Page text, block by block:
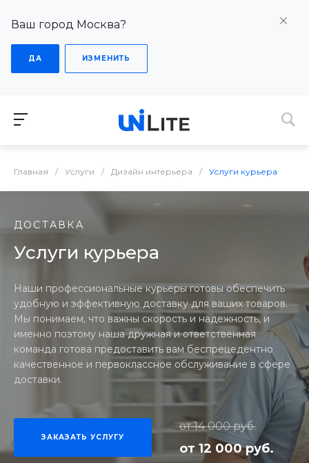
Ваш город Москва?
ДА ИЗМЕНИТЬ
Главная / Услуги / Дизайн интерьера / Услуги курьера
ДОСТАВКА
Услуги курьера
Наши профессиональные курьеры готовы обеспечить
удобную и эффективную доставку для ваших товаров.
Мы понимаем, что важны скорость и надежность, и
именно поэтому наша дружная и ответственная
команда готова предоставить вам беспрецедентно
качественное и первоклассное обслуживание в сфере
доставки.
ЗАКАЗАТЬ УСЛУГУ
от 14 000 руб.
от 12 000 руб.